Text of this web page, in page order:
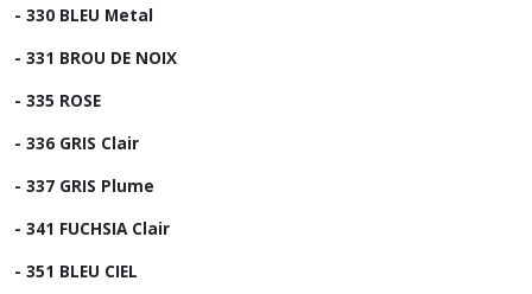
- 330 BLEU Metal
- 331 BROU DE NOIX
- 335 ROSE
- 336 GRIS Clair
- 337 GRIS Plume
- 341 FUCHSIA Clair
- 351 BLEU CIEL